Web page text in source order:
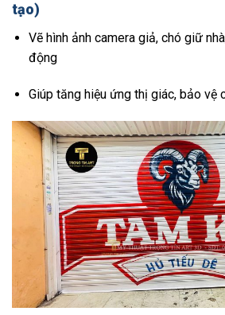
tạo)
Vẽ hình ảnh camera giả, chó giữ
động
Giúp tăng hiệu ứng thị giác, bảo vệ